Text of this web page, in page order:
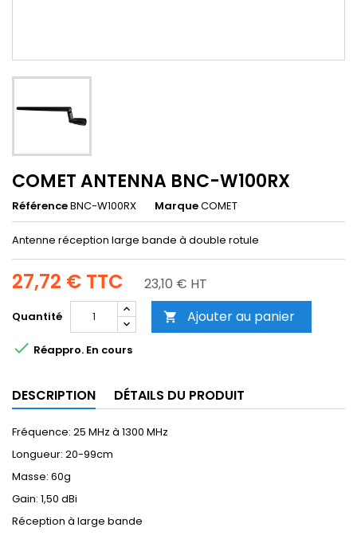
COMET ANTENNA BNC-W100RX
RéférenceBNC-W100RX MarqueCOMET
Antenne réception large bande à double rotule
27,72 € TTC 23,10 € HT
Quantité  Ajouter au panier
 Réappro. En cours
DESCRIPTION DÉTAILS DU PRODUIT
Fréquence: 25 MHz à 1300 MHz
Longueur: 20-99cm
Masse: 60g
Gain: 1,50 dBi
Réception à large bande